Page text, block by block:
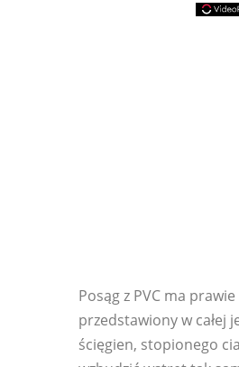
Posąg z PVC ma
przedstawiony w całej
ścięgien, stopionego